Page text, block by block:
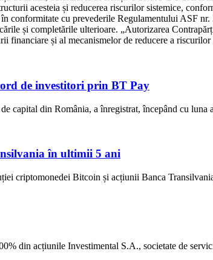
acesteia și reducerea riscurilor sistemice,
conformitate cu prevederile Regulamentului ASF
și completările ulterioare. „Autorizarea
și al mecanismelor de reducere a
de investitori prin BT Pay
capital din România, a înregistrat, începând cu
în ultimii 5 ani
criptomonedei Bitcoin și acțiunii Banca
din acțiunile Investimental S.A., societate de